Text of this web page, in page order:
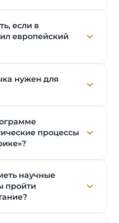
если в
европейский
нужен для
процессы
научные
пройти